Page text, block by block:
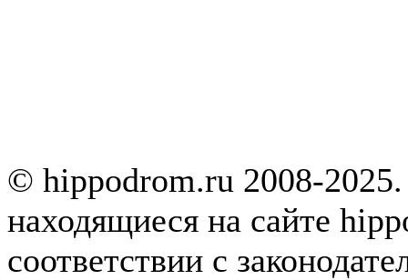
© hippodrom.ru 2008-
находящиеся на сайте
соответствии с